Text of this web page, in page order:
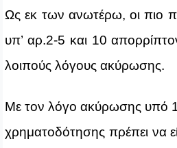
Ως εκ των ανωτέρω, οι πιο
υπ’ αρ.2-5 και 10
λοιπούς λόγους ακύρωσης.
Με τον λόγο ακύρωσης υπό 1
χρηματοδότησης πρέπει να